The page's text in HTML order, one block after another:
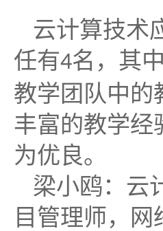
云计算技术
任有4名，其
教学团队中的
丰富的教学经
为优良。
梁小鸥：云
目管理师，